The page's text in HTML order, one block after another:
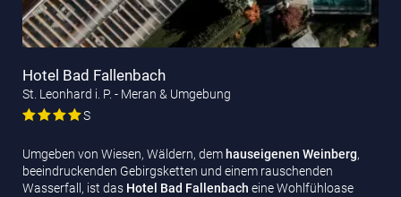
Hotel Bad Fallenbach
St. Leonhard i. P. - Meran & Umgebung
S
Umgeben von Wiesen, Wäldern, dem hauseigenen Weinberg,
beeindruckenden Gebirgsketten und einem rauschenden
Wasserfall, ist das Hotel Bad Fallenbach eine Wohlfühloase